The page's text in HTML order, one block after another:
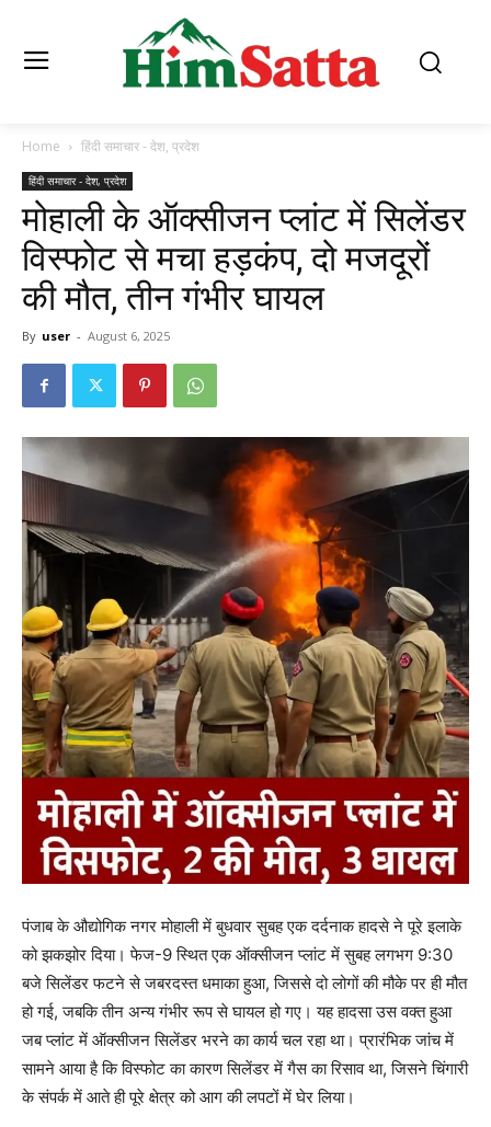
Home हिंदी समाचार - देश, प्रदेश
हिंदी समाचार - देश, प्रदेश
मोहाली के ऑक्सीजन प्लांट में सिलेंडर
विस्फोट से मचा हड़कंप, दो मजदूरों
की मौत, तीन गंभीर घायल
By user - August 6, 2025
पंजाब के औद्योगिक नगर मोहाली में बुधवार सुबह एक दर्दनाक हादसे ने पूरे इलाके
को झकझोर दिया। फेज-9 स्थित एक ऑक्सीजन प्लांट में सुबह लगभग 9:30
बजे सिलेंडर फटने से जबरदस्त धमाका हुआ, जिससे दो लोगों की मौके पर ही मौत
हो गई, जबकि तीन अन्य गंभीर रूप से घायल हो गए। यह हादसा उस वक्त हुआ
जब प्लांट में ऑक्सीजन सिलेंडर भरने का कार्य चल रहा था। प्रारंभिक जांच में
सामने आया है कि विस्फोट का कारण सिलेंडर में गैस का रिसाव था, जिसने चिंगारी
के संपर्क में आते ही पूरे क्षेत्र को आग की लपटों में घेर लिया।